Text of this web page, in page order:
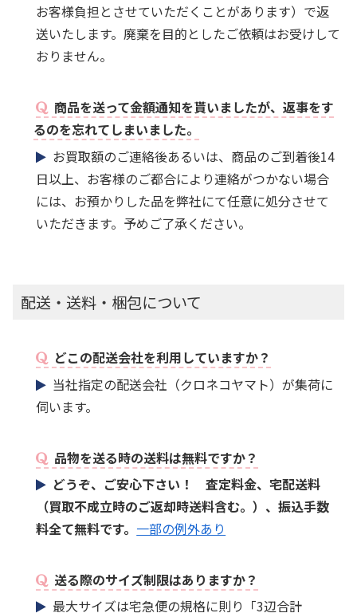
お客様負担とさせていただくことがあります）で返
送いたします。廃棄を目的としたご依頼はお受けして
おりません。
商品を送って金額通知を貰いましたが、返事をす
るのを忘れてしまいました。
お買取額のご連絡後あるいは、商品のご到着後14
日以上、お客様のご都合により連絡がつかない場合
には、お預かりした品を弊社にて任意に処分させて
いただきます。予めご了承ください。
配送・送料・梱包について
どこの配送会社を利用していますか？
当社指定の配送会社（クロネコヤマト）が集荷に
伺います。
品物を送る時の送料は無料ですか？
どうぞ、ご安心下さい！ 査定料金、宅配送料
（買取不成立時のご返却時送料含む。）、振込手数
料全て無料です。 一部の例外あり
送る際のサイズ制限はありますか？
最大サイズは宅急便の規格に則り「3辺合計